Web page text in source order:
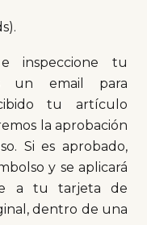
inspeccione tu
un email para
tu artículo
la aprobación
Si es aprobado,
y se aplicará
a tu tarjeta de
dentro de una